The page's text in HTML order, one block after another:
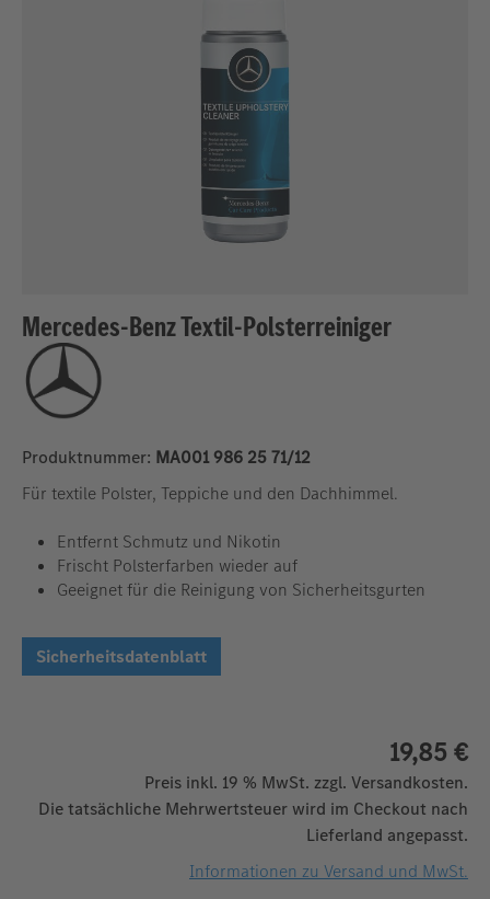
Mercedes-Benz Textil-Polsterreiniger
Produktnummer: MA001 986 25 71/12
Für textile Polster, Teppiche und den Dachhimmel.
Entfernt Schmutz und Nikotin
Frischt Polsterfarben wieder auf
Geeignet für die Reinigung von Sicherheitsgurten
Sicherheitsdatenblatt
19,85 €
Preis inkl. 19 % MwSt. zzgl. Versandkosten.
Die tatsächliche Mehrwertsteuer wird im Checkout nach
Lieferland angepasst.
Informationen zu Versand und MwSt.